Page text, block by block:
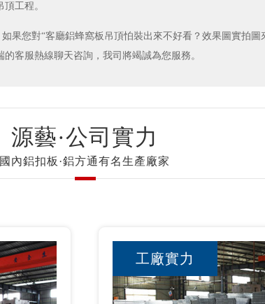
工程。
果您對“客廳鋁蜂窩板吊頂怕裝出來不好看？效果圖實拍
的客服熱線聊天咨詢，我司將竭誠為您服務。
源藝·公司實力
國內鋁扣板·鋁方通有名生產廠家
工廠實力